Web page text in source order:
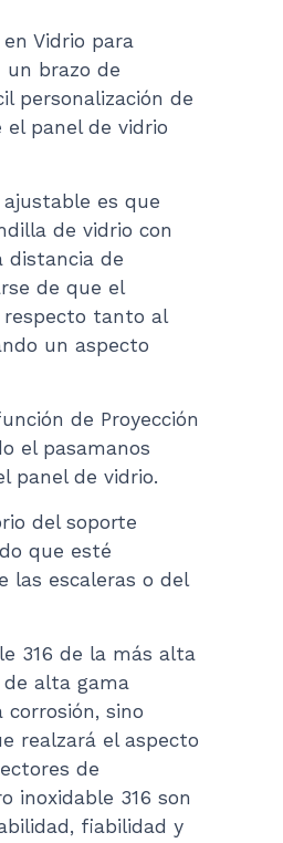
Vidrio para
un brazo de
personalización de
el panel de vidrio
es que
de vidrio con
distancia de
de que el
respecto tanto al
un aspecto
de Proyección
el pasamanos
panel de vidrio.
del soporte
que esté
las escaleras o del
316 de la más alta
alta gama
sino
realzará el aspecto
de
inoxidable 316 son
fiabilidad y